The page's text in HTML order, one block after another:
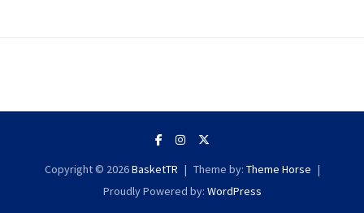
Copyright © 2026BasketTR Theme by: Theme Horse
Proudly Powered by: WordPress